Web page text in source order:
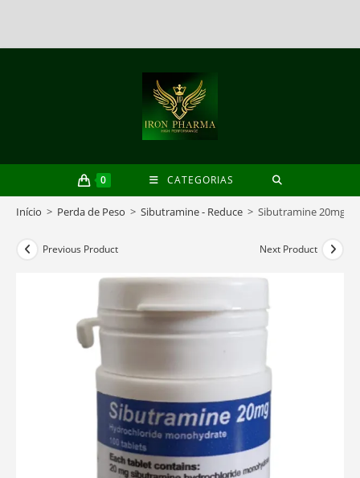
0 CATEGORIAS
Início > Perda de Peso > Sibutramine - Reduce > Sibutramine 20mg
Previous Product Next Product